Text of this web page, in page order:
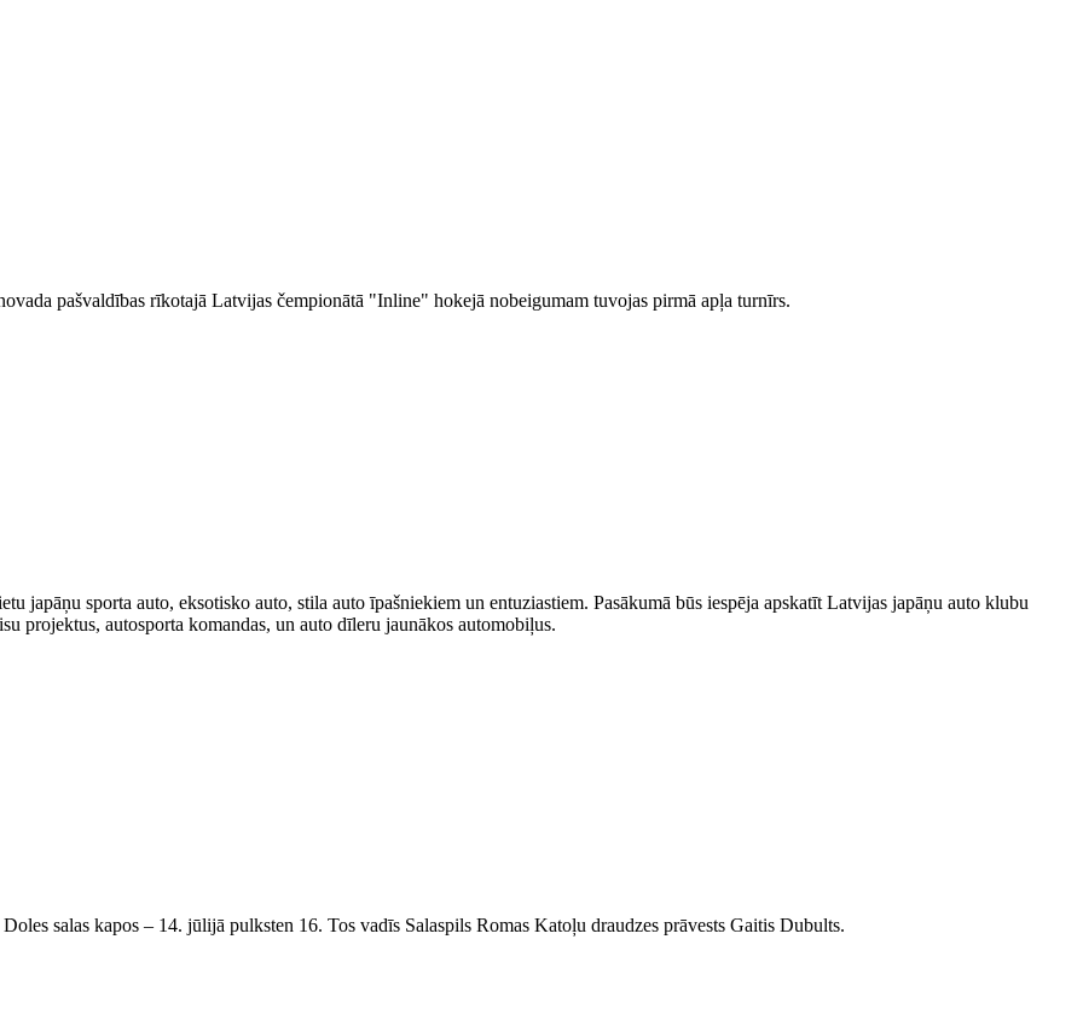
pašvaldības rīkotajā Latvijas čempionātā "Inline" hokejā nobeigumam tuvojas pirmā apļa turnīrs.
japāņu sporta auto, eksotisko auto, stila auto īpašniekiem un entuziastiem. Pasākumā būs iespēja apskatīt Latvijas japāņu auto klubu
projektus, autosporta komandas, un auto dīleru jaunākos automobiļus.
salas kapos – 14. jūlijā pulksten 16. Tos vadīs Salaspils Romas Katoļu draudzes prāvests Gaitis Dubults.